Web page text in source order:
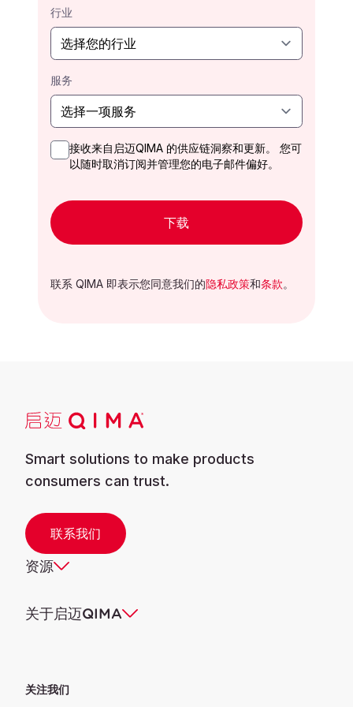
行业
服务
接收来自启迈QIMA 的供应链洞察和更新。 您可
以随时取消订阅并管理您的电子邮件偏好。
下载
联系 QIMA 即表示您同意我们的隐私政策和条款。
Smart solutions to make products
consumers can trust.
联系我们
资源
关于启迈QIMA
关注我们